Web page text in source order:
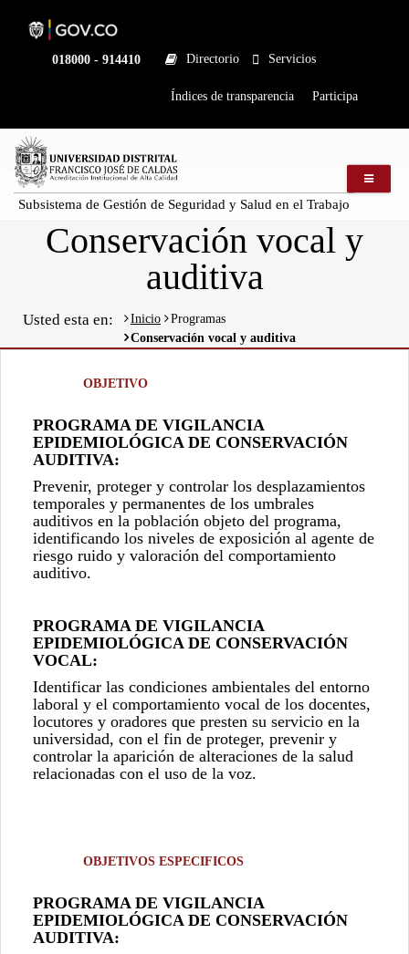
contenido
Linea
018000 - 914410 Directorio
Institucional
Servicios
Índices de transparencia Participa
Subsistema de Gestión de Seguridad y Salud en el Trabajo
Menú
registros
Buscar:
registros
Anterior
Siguiente
Conservación vocal y
auditiva
Usted esta en: Inicio
Programas
Conservación vocal y auditiva
Objetivo
PROGRAMA DE VIGILANCIA
EPIDEMIOLÓGICA DE CONSERVACIÓN
AUDITIVA:
Prevenir, proteger y controlar los desplazamientos
temporales y permanentes de los umbrales
auditivos en la población objeto del programa,
identificando los niveles de exposición al agente de
riesgo ruido y valoración del comportamiento
auditivo.
PROGRAMA DE VIGILANCIA
EPIDEMIOLÓGICA DE CONSERVACIÓN
VOCAL:
Identificar las condiciones ambientales del entorno
laboral y el comportamiento vocal de los docentes,
locutores y oradores que presten su servicio en la
universidad, con el fin de proteger, prevenir y
controlar la aparición de alteraciones de la salud
relacionadas con el uso de la voz.
Objetivos especificos
PROGRAMA DE VIGILANCIA
EPIDEMIOLÓGICA DE CONSERVACIÓN
AUDITIVA: